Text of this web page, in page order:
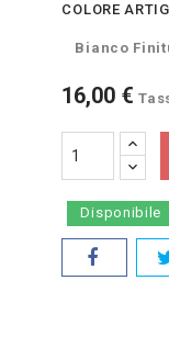
COLORE
Bianco
16,00 €
Disponibile